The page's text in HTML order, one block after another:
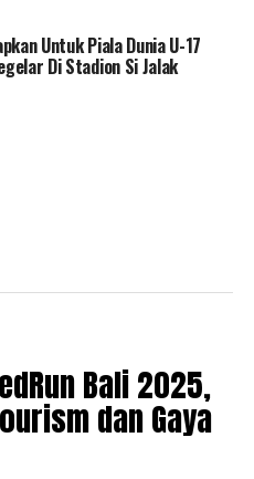
Untuk Piala Dunia U-17
Di Stadion Si Jalak
Bali 2025,
dan Gaya